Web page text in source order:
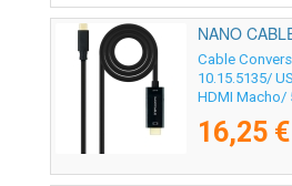
NANO
Cable
10.15.5135/
HDMI Macho/
16,25 €